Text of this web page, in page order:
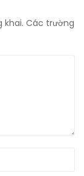
khai. Các trường